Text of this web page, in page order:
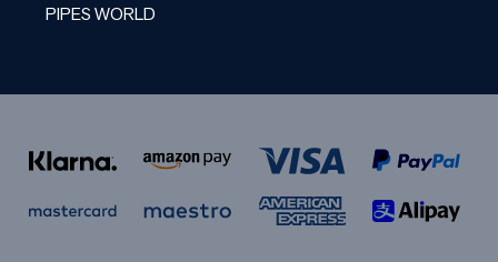
PIPES WORLD